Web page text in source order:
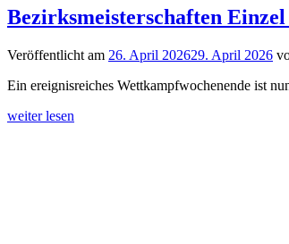
Bezirksmeisterschaften
Veröffentlicht am 26. April 202629. April 2026
Ein ereignisreiches Wettkampfwochenende ist
weiter lesen